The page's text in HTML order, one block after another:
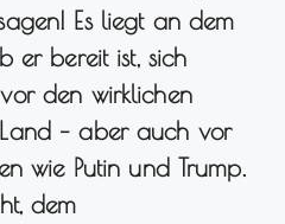
Es liegt an dem
er bereit ist, sich
den wirklichen
– aber auch vor
wie Putin und Trump.
dem